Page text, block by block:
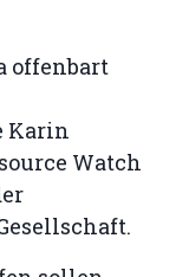
offenbart
Karin
Watch